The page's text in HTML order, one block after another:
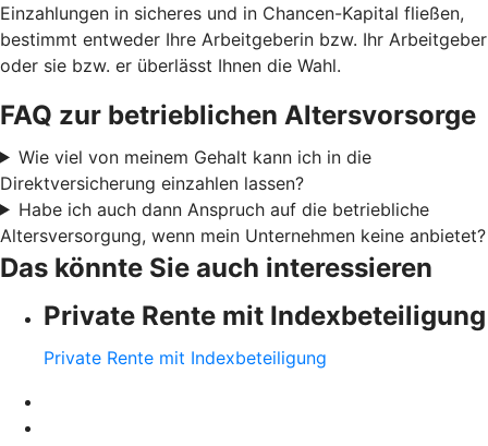
Einzahlungen in sicheres und in Chancen-Kapital fließen,
bestimmt entweder Ihre Arbeitgeberin bzw. Ihr Arbeitgeber
oder sie bzw. er überlässt Ihnen die Wahl.
FAQ zur betrieblichen Altersvorsorge
Wie viel von meinem Gehalt kann ich in die
Direktversicherung einzahlen lassen?
Habe ich auch dann Anspruch auf die betriebliche
Altersversorgung, wenn mein Unternehmen keine anbietet?
Das könnte Sie auch interessieren
Private Rente mit Indexbeteiligung
Private Rente mit Indexbeteiligung